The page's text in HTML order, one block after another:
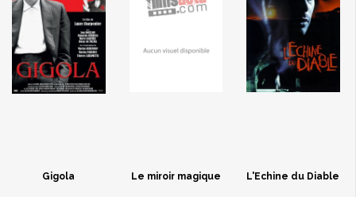
Gigola Le miroir magique L'Echine du Diable